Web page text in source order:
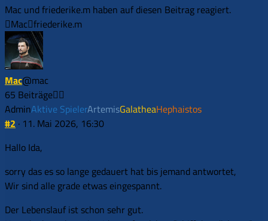
für
Daumen
nach
unten.
Daumen
nach
oben.
Mac und friederike.m haben auf diesen Beitrag reagiert.
Mac friederike.m
Mac@mac
65 Beiträge
AdminAktive SpielerArtemisGalatheaHephaistos
#2 · 11. Mai 2026, 16:30
Hallo Ida,
sorry das es so lange gedauert hat bis jemand antwortet,
Wir sind alle grade etwas eingespannt.
Der Lebenslauf ist schon sehr gut.